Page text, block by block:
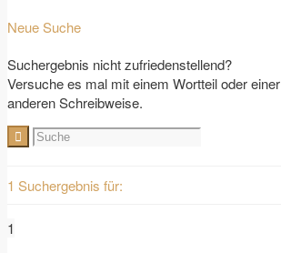
Neue Suche
Suchergebnis nicht zufriedenstellend?
Versuche es mal mit einem Wortteil oder einer
anderen Schreibweise.
1 Suchergebnis für:
1